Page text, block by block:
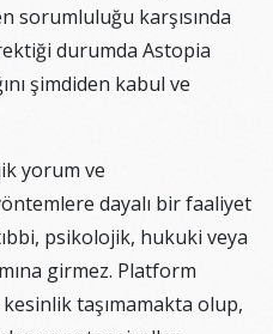
sorumluluğu karşısında
durumda Astopia
şimdiden kabul ve
yorum ve
dayalı bir faaliyet
psikolojik, hukuki veya
girmez. Platform
taşımamakta olup,